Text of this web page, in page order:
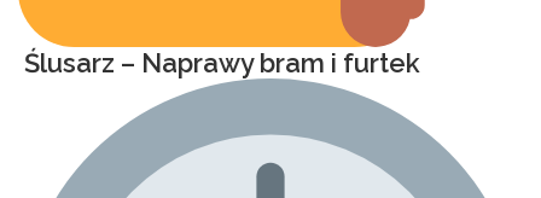
Ślusarz – Naprawy bram i furtek